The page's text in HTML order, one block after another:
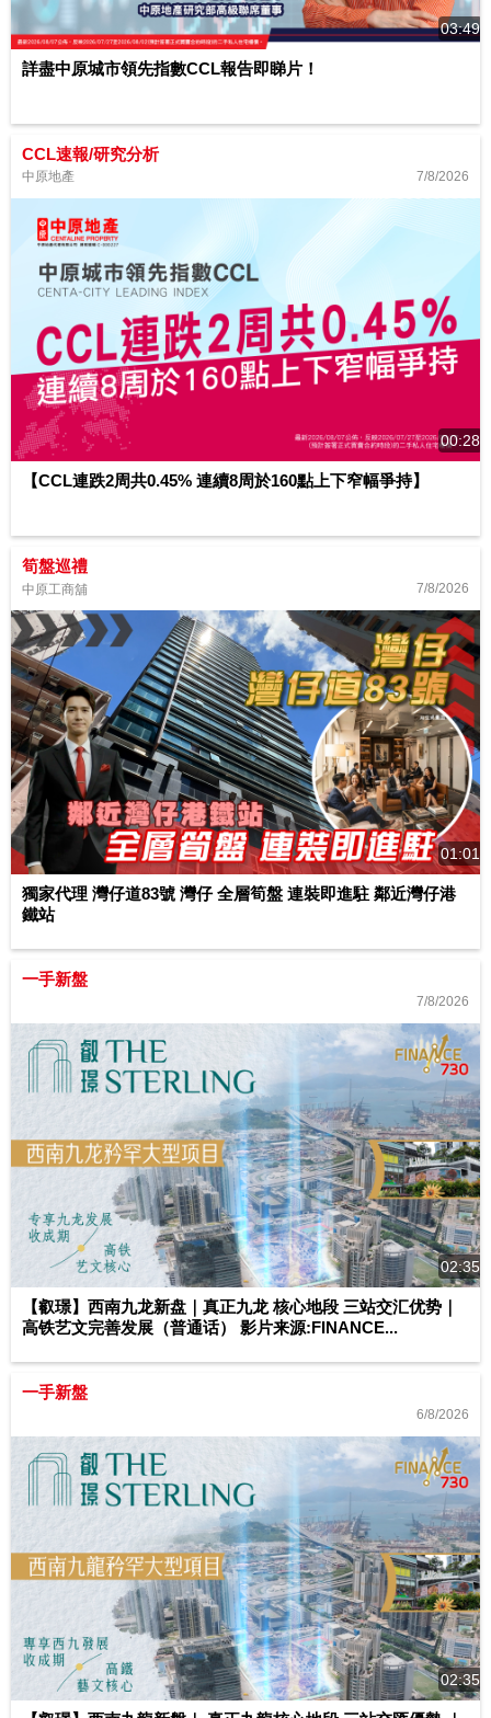
03:49
詳盡中原城市領先指數CCL報告即睇片！
CCL速報/研究分析
中原地產 7/8/2026
00:28
【CCL連跌2周共0.45% 連續8周於160點上下窄幅爭持】
筍盤巡禮
中原工商舖 7/8/2026
01:01
獨家代理 灣仔道83號 灣仔 全層筍盤 連裝即進駐 鄰近灣仔港
鐵站
一手新盤
7/8/2026
02:35
【叡璟】西南九龙新盘｜真正九龙 核心地段 三站交汇优势｜
高铁艺文完善发展（普通话） 影片来源:FINANCE...
一手新盤
6/8/2026
02:35